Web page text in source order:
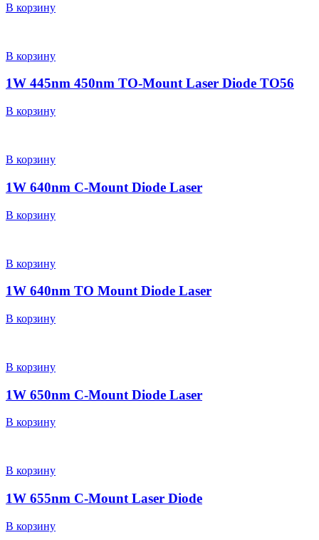
В корзину
В корзину
1W 445nm 450nm TO-Mount Laser Diode TO56
В корзину
В корзину
1W 640nm C-Mount Diode Laser
В корзину
В корзину
1W 640nm TO Mount Diode Laser
В корзину
В корзину
1W 650nm C-Mount Diode Laser
В корзину
В корзину
1W 655nm C-Mount Laser Diode
В корзину